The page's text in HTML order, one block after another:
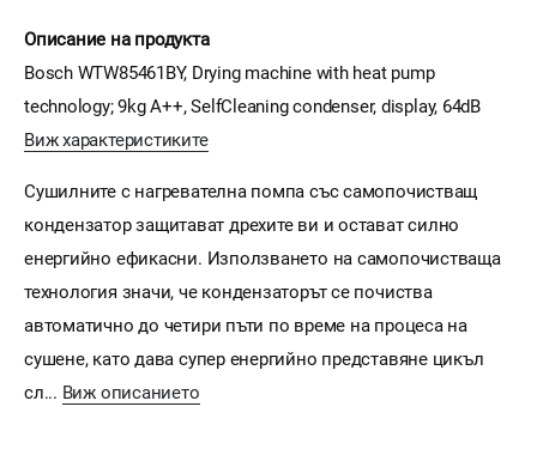
Описание на продукта
Bosch WTW85461BY, Drying machine with heat pump
technology; 9kg A++, SelfCleaning condenser, display, 64dB
Виж характеристиките
Сушилните с нагревателна помпа със самопочистващ
кондензатор защитават дрехите ви и остават силно
енергийно ефикасни. Използването на самопочистваща
технология значи, че кондензаторът се почиства
автоматично до четири пъти по време на процеса на
сушене, като дава супер енергийно представяне цикъл
сл... Виж описанието